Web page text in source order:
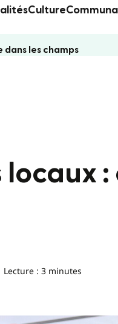
Culture
dans les champs
:
Lecture : 3 minutes